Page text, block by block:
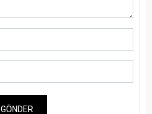
GÖNDER